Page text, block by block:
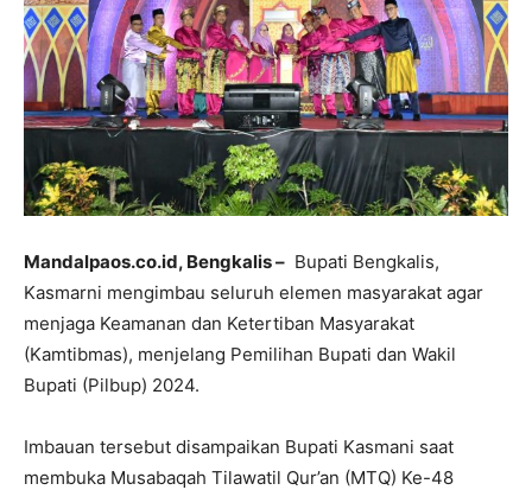
Mandalpaos.co.id, Bengkalis – Bupati Bengkalis,
Kasmarni mengimbau seluruh elemen masyarakat agar
menjaga Keamanan dan Ketertiban Masyarakat
(Kamtibmas), menjelang Pemilihan Bupati dan Wakil
Bupati (Pilbup) 2024.
Imbauan tersebut disampaikan Bupati Kasmani saat
membuka Musabaqah Tilawatil Qur’an (MTQ) Ke-48